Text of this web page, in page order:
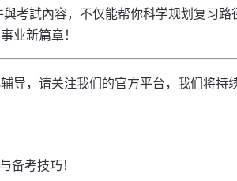
考試內容，不仅能帮你科学规划复习
业新篇章！
导，请关注我们的官方平台，我们将持
备考技巧！